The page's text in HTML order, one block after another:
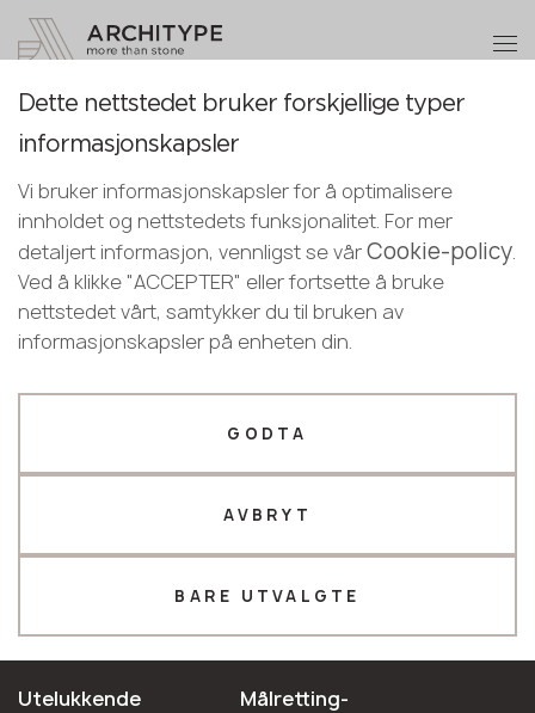
English
Norwegian
+48 22 602 20 22
Bli en partner
7970 Calacatta Troyes
Avant Quartz
Nyhet
Bli en partner
Legg igjen dine opplysninger eller ring
oss
+48 22 602 20 22
Din bedriftsprofil
E-mail*
Takk!
våre ledere vil kontakte deg snart
Dette nettstedet bruker forskjellige typer
informasjonskapsler
Vi bruker informasjonskapsler for å optimalisere
innholdet og nettstedets funksjonalitet. For mer
detaljert informasjon, vennligst se vårCookie-policy.
Ved å klikke "ACCEPTER" eller fortsette å bruke
nettstedet vårt, samtykker du til bruken av
informasjonskapsler på enheten din.
BARE UTVALGTE
AVBRYT
GODTA
Utelukkende
Målretting-